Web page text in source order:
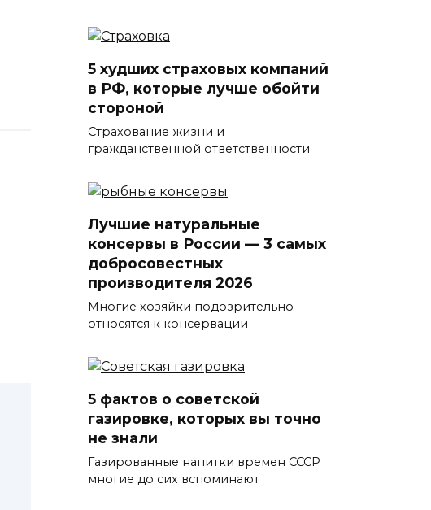
5 худших страховых компаний
в РФ, которые лучше обойти
стороной
Страхование жизни и
гражданственной ответственности
Лучшие натуральные
консервы в России — 3 самых
добросовестных
производителя 2026
Многие хозяйки подозрительно
относятся к консервации
5 фактов о советской
газировке, которых вы точно
не знали
Газированные напитки времен СССР
многие до сих вспоминают